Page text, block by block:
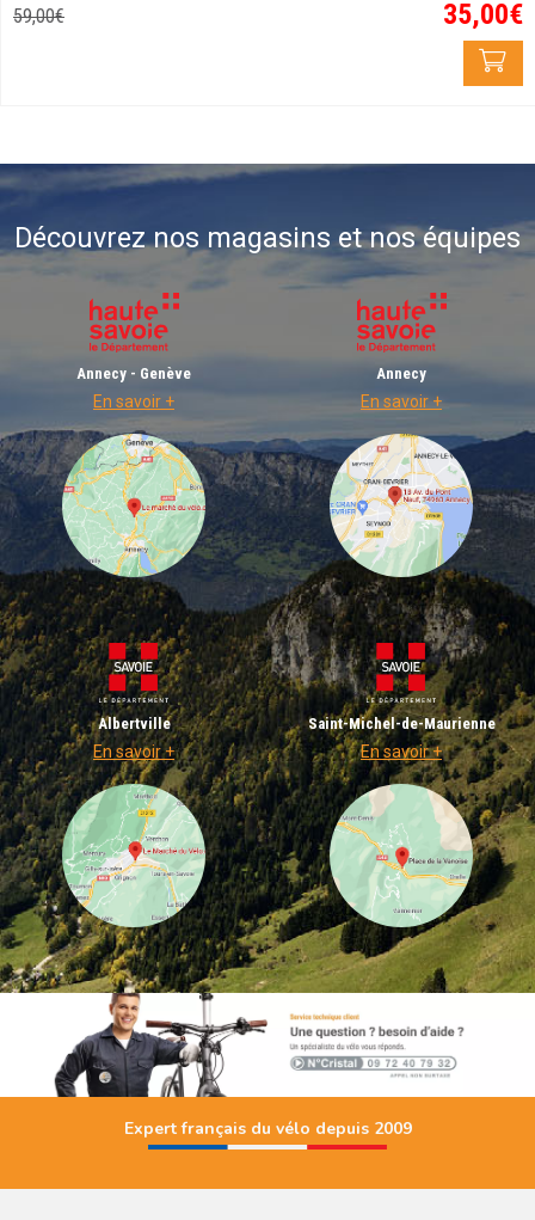
59,00€ 35,00€
Découvrez nos magasins et nos équipes
Annecy - Genève
En savoir +
Annecy
En savoir +
Albertville
En savoir +
Saint-Michel-de-Maurienne
En savoir +
Expert français du vélo depuis 2009